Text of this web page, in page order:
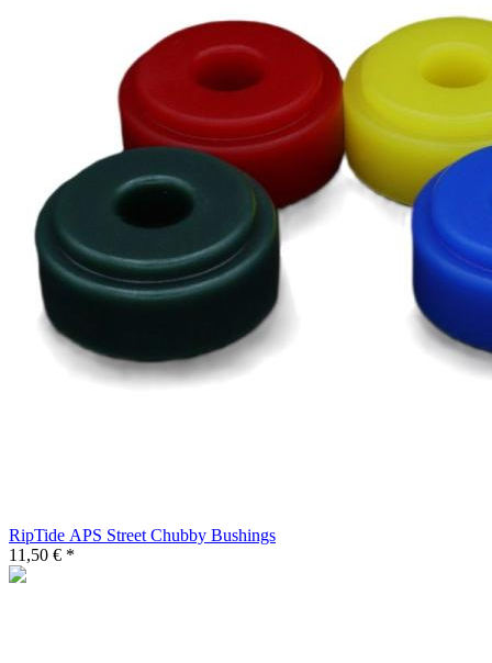
RipTide APS Street Chubby Bushings
11,50 € *